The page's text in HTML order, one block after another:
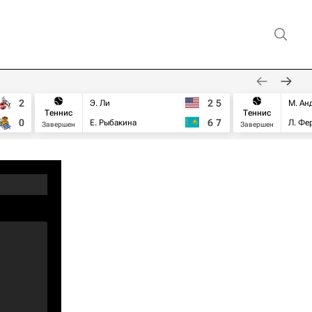
2
0
Теннис
Завершен
Э. Ли
Е. Рыбакина
2 5
6 7
Теннис
Завершен
М.
Л.